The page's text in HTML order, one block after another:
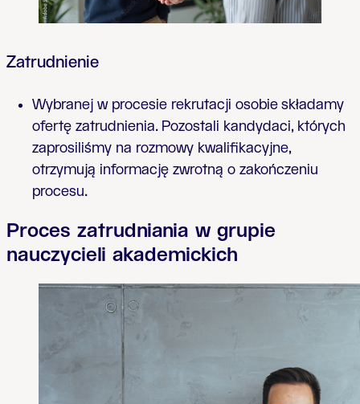
Zatrudnienie
Wybranej w procesie rekrutacji osobie składamy
ofertę zatrudnienia. Pozostali kandydaci, których
zaprosiliśmy na rozmowy kwalifikacyjne,
otrzymują informację zwrotną o zakończeniu
procesu.
Proces zatrudniania w grupie
nauczycieli akademickich